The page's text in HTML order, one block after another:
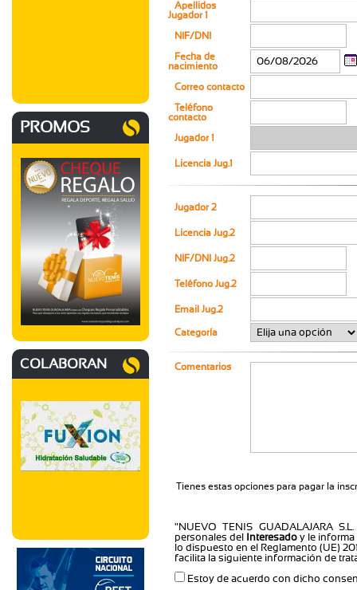
PROMOS
COLABORAN
Apellidos
Jugador 1
NIF/DNI
Fecha de
nacimiento
Correo contacto
Teléfono
contacto
Jugador 1
Licencia Jug.1
Jugador 2
Licencia Jug.2
NIF/DNI Jug.2
Teléfono Jug.2
Email Jug.2
Categoría
Comentarios
Tienes estas opciones para pagar la
"NUEVO TENIS GUADALAJARA
personales del
Interesado y le
lo dispuesto en el Reglamento (UE)
facilita la siguiente información de
Estoy de acuerdo con dicho